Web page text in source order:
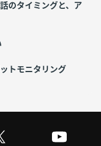
のタイミングと、ア
トモニタリング